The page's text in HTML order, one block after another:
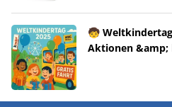
🧒
Aktionen &amp;